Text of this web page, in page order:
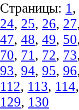
Страницы: 1,
24, 25, 26, 27,
47, 48, 49, 50,
70, 71, 72, 73,
93, 94, 95, 96,
112, 113, 114,
129, 130